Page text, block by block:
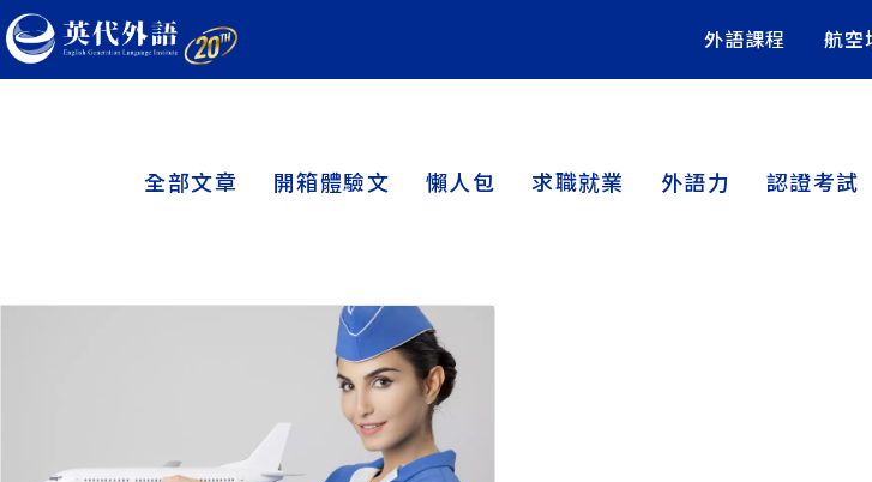
外語課程 航空
全部文章 開箱體驗文 懶人包 求職就業 外語力 認證考試